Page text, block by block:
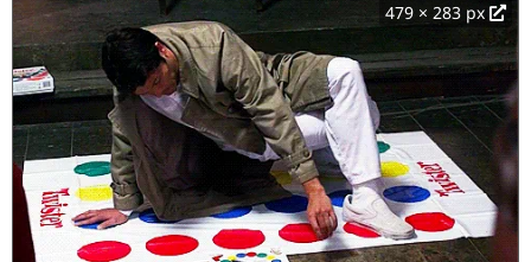
479 × 283 px